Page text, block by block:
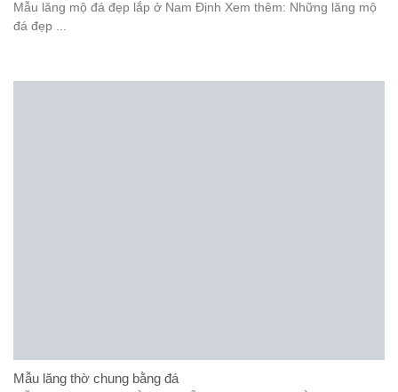
Mẫu lăng mộ đá đẹp lắp ở Nam Định Xem thêm: Những lăng mộ
đá đẹp ...
Mẫu lăng thờ chung bằng đá